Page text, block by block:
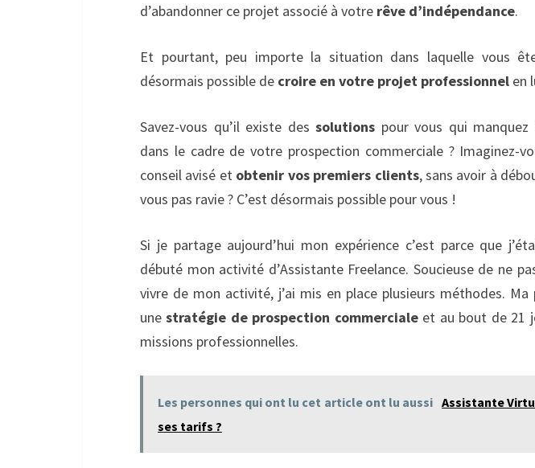
d’abandonner ce projet associé à votre rêve d’indépendance.
Et pourtant, peu importe la situation dans laquelle vous
désormais possible de croire en votre projet professionnel en
Savez-vous qu’il existe des solutions pour vous qui
dans le cadre de votre prospection commerciale ? Imaginez-
conseil avisé et obtenir vos premiers clients, sans avoir à
vous pas ravie ? C’est désormais possible pour vous !
Si je partage aujourd’hui mon expérience c’est parce que
débuté mon activité d’Assistante Freelance. Soucieuse de ne
vivre de mon activité, j’ai mis en place plusieurs méthodes.
unestratégie de prospection commercialeet au bout de 21
missions professionnelles.
Les personnes qui ont lu cet article ont lu aussi Assistante
ses tarifs ?